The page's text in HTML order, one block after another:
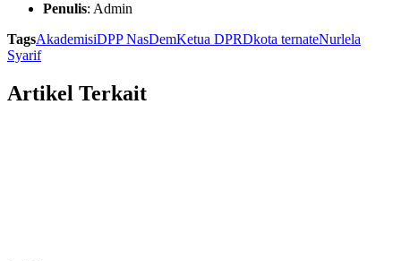
Penulis: Admin
TagsAkademisiDPP NasDemKetua DPRDkota ternateNurlela
Syarif
Artikel Terkait